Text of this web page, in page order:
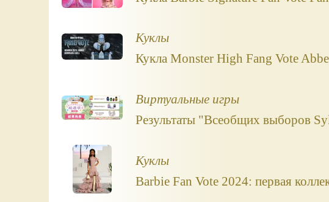
Куклы
Кукла Monster High Fang Vote
Виртуальные игры
Результаты "Всеобщих выборов
Куклы
Barbie Fan Vote 2024: первая